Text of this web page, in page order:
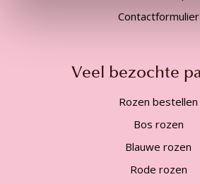
Contactformulier
Veel bezochte
Rozen bestellen
Bos rozen
Blauwe rozen
Rode rozen